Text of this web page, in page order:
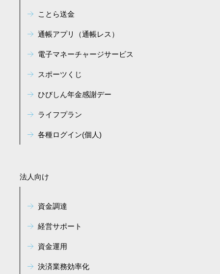
ことら送金
通帳アプリ（通帳レス）
電子マネーチャージサービス
スポーツくじ
ひびしん年金感謝デー
ライフプラン
各種ログイン(個人)
法人向け
資金調達
経営サポート
資金運用
決済業務効率化